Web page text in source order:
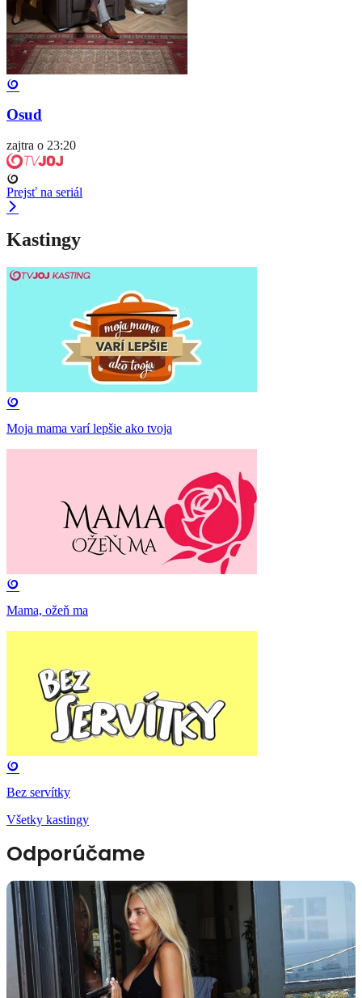
Osud
zajtra o 23:20
Prejsť na seriál
Kastingy
Moja mama varí lepšie ako tvoja
Mama, ožeň ma
Bez servítky
Všetky kastingy
Odporúčame